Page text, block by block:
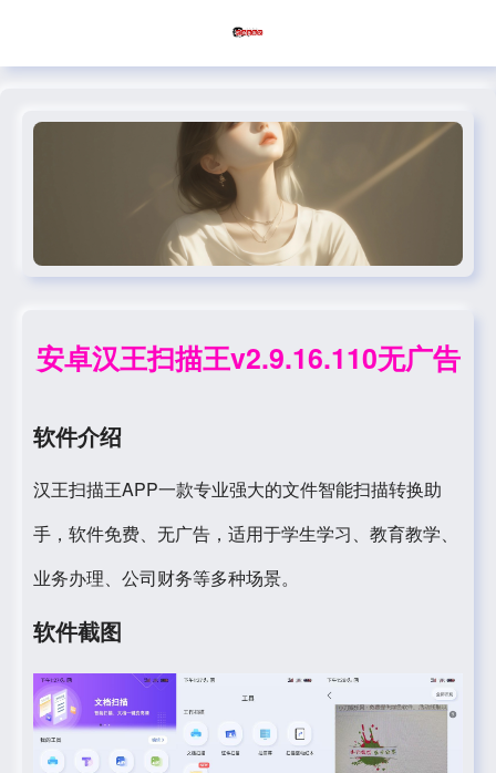
安卓汉王扫描王v2.9.16.110无广告
软件介绍
汉王扫描王APP一款专业强大的文件智能扫描转换助
手，软件免费、无广告，适用于学生学习、教育教学、
业务办理、公司财务等多种场景。
软件截图